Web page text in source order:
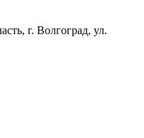
г. Волгоград, ул.